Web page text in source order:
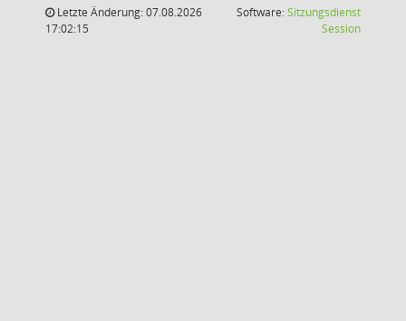
Letzte Änderung: 07.08.2026
17:02:15
Software:Sitzungsdienst
Session(Wird in